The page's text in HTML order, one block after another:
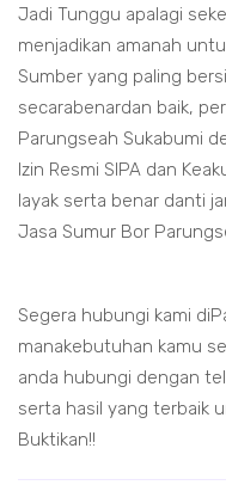
Jadi Tunggu apalagi
menjadikan amanah
Sumber yang paling
secarabenardan baik,
Parungseah Sukabumi
Izin Resmi SIPA dan
layak serta benar danti
Jasa Sumur Bor
Segera hubungi kami
manakebutuhan kamu
anda hubungi dengan
serta hasil yang terbaik
Buktikan!!